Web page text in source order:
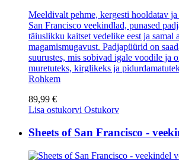
Meeldivalt pehme, kergesti hooldatav
San Francisco veekindlad, punased
täiuslikku kaitset vedelike eest ja samal
magamismugavust. Padjapüürid on
suurustes, mis sobivad igale voodile ja
muretuteks, kirglikeks ja
Rohkem
89,99 €
Lisa ostukorvi Ostukorv
Sheets of San Francisco -